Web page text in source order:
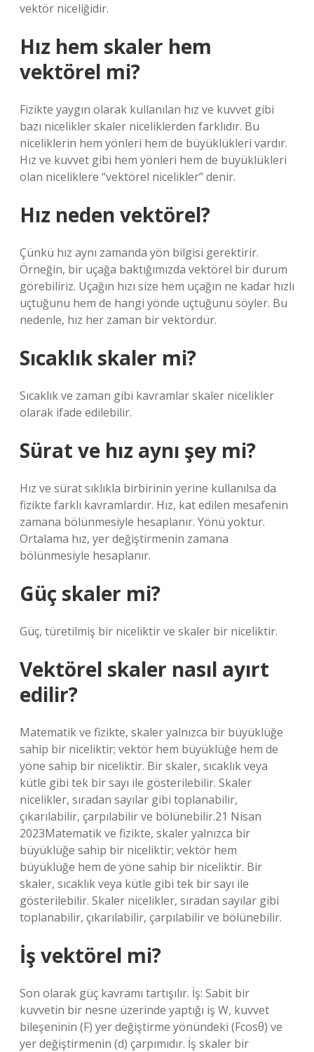
vektör niceliğidir.
Hız hem skaler hem
vektörel mi?
Fizikte yaygın olarak kullanılan hız ve kuvvet gibi
bazı nicelikler skaler niceliklerden farklıdır. Bu
niceliklerin hem yönleri hem de büyüklükleri vardır.
Hız ve kuvvet gibi hem yönleri hem de büyüklükleri
olan niceliklere “vektörel nicelikler” denir.
Hız neden vektörel?
Çünkü hız aynı zamanda yön bilgisi gerektirir.
Örneğin, bir uçağa baktığımızda vektörel bir durum
görebiliriz. Uçağın hızı size hem uçağın ne kadar hızlı
uçtuğunu hem de hangi yönde uçtuğunu söyler. Bu
nedenle, hız her zaman bir vektördür.
Sıcaklık skaler mi?
Sıcaklık ve zaman gibi kavramlar skaler nicelikler
olarak ifade edilebilir.
Sürat ve hız aynı şey mi?
Hız ve sürat sıklıkla birbirinin yerine kullanılsa da
fizikte farklı kavramlardır. Hız, kat edilen mesafenin
zamana bölünmesiyle hesaplanır. Yönü yoktur.
Ortalama hız, yer değiştirmenin zamana
bölünmesiyle hesaplanır.
Güç skaler mi?
Güç, türetilmiş bir niceliktir ve skaler bir niceliktir.
Vektörel skaler nasıl ayırt
edilir?
Matematik ve fizikte, skaler yalnızca bir büyüklüğe
sahip bir niceliktir; vektör hem büyüklüğe hem de
yöne sahip bir niceliktir. Bir skaler, sıcaklık veya
kütle gibi tek bir sayı ile gösterilebilir. Skaler
nicelikler, sıradan sayılar gibi toplanabilir,
çıkarılabilir, çarpılabilir ve bölünebilir.21 Nisan
2023Matematik ve fizikte, skaler yalnızca bir
büyüklüğe sahip bir niceliktir; vektör hem
büyüklüğe hem de yöne sahip bir niceliktir. Bir
skaler, sıcaklık veya kütle gibi tek bir sayı ile
gösterilebilir. Skaler nicelikler, sıradan sayılar gibi
toplanabilir, çıkarılabilir, çarpılabilir ve bölünebilir.
İş vektörel mi?
Son olarak güç kavramı tartışılır. İş: Sabit bir
kuvvetin bir nesne üzerinde yaptığı iş W, kuvvet
bileşeninin (F) yer değiştirme yönündeki (Fcosθ) ve
yer değiştirmenin (d) çarpımıdır. İş skaler bir